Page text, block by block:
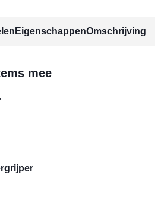
EigenschappenOmschrijving
mee